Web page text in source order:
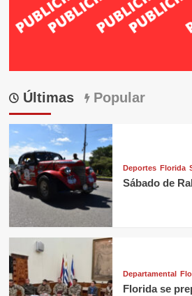
Últimas Popular
Deportes Florida
Sábado de
Departamental
Florida se